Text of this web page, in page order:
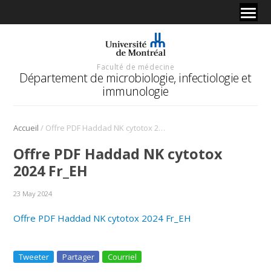
Faculté de médecine
Département de microbiologie, infectiologie et
immunologie
Accueil / Offre PDF Haddad NK cytotox 2024 Fr_EH
Offre PDF Haddad NK cytotox
2024 Fr_EH
23 May 2024
Offre PDF Haddad NK cytotox 2024 Fr_EH
Tweeter Partager Courriel